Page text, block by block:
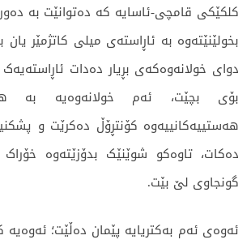
کلکێکی قامچی-ئاسایە کە دەتوانێت بە
بخولێنێتەوە بە ئاڕاستەی میلی کاتژمێر یان
دوای خولانەوەکەی بڕیار دەدات
بۆی بچێت، ئەم خولانەوەیە بە
هەستییەکانییەوە کۆنتڕۆڵ دەکرێت و
دەکات، تاوەکو شوێنێک بدۆزێتەوە
گونجاوی لێ بێت.
ئەوەی ئەم بەکتریایە پێمان دەڵێت؛ ئەوەیە